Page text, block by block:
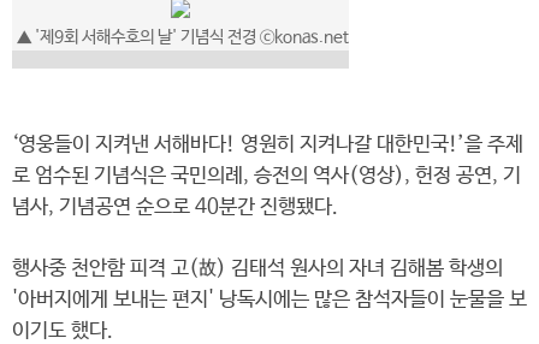
▲ '제9회 서해수호의 날' 기념식 전경 ⓒkonas.net
‘영웅들이 지켜낸 서해바다! 영원히 지켜나갈 대한민국!’을 주제
로 엄수된 기념식은 국민의례, 승전의 역사(영상), 헌정 공연, 기
념사, 기념공연 순으로 40분간 진행됐다.
행사중 천안함 피격 고(故) 김태석 원사의 자녀 김해봄 학생의
'아버지에게 보내는 편지' 낭독시에는 많은 참석자들이 눈물을 보
이기도 했다.